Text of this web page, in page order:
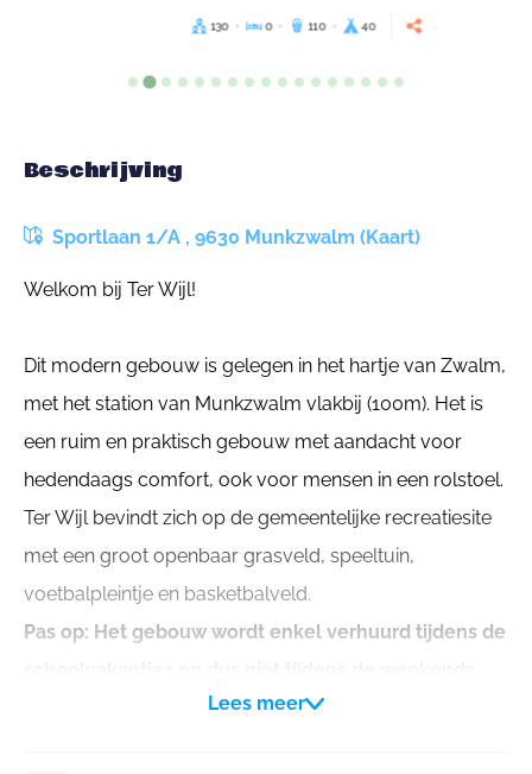
130 0 110 40
Beschrijving
Sportlaan 1/A , 9630 Munkzwalm (Kaart)
Welkom bij Ter Wijl!
Dit modern gebouw is gelegen in het hartje van Zwalm,
met het station van Munkzwalm vlakbij (100m). Het is
een ruim en praktisch gebouw met aandacht voor
hedendaags comfort, ook voor mensen in een rolstoel.
Ter Wijl bevindt zich op de gemeentelijke recreatiesite
met een groot openbaar grasveld, speeltuin,
voetbalpleintje en basketbalveld.
Pas op: Het gebouw wordt enkel verhuurd tijdens de
Lees meer